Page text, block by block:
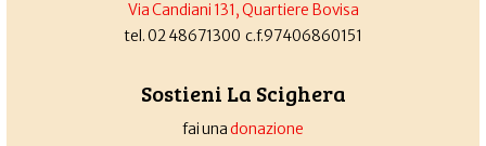
Via Candiani 131, Quartiere Bovisa
tel. 02 48671300 c.f.97406860151
Sostieni La Scighera
fai unadonazione